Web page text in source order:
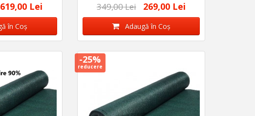
619,00 Lei
în Coş
349,00 Lei 269,00 Lei
Adaugă în Coş
-25%
reducere